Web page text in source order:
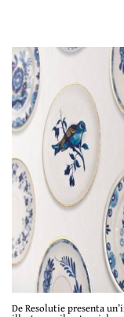
De Resolutie presenta